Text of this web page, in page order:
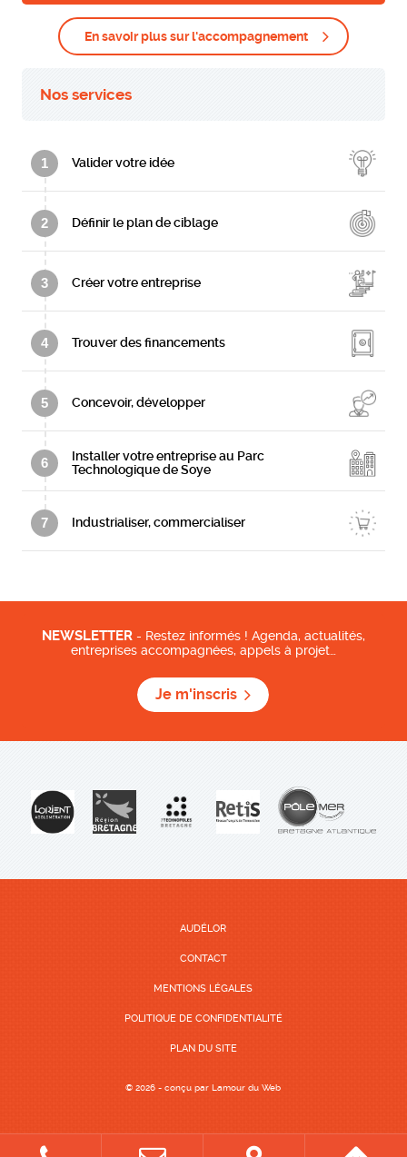
En savoir plus sur l'accompagnement
Nos services
1 Valider votre idée
2 Définir le plan de ciblage
3 Créer votre entreprise
4 Trouver des financements
5 Concevoir, développer
6
Installer votre entreprise au Parc
Technologique de Soye
7 Industrialiser, commercialiser
NEWSLETTER - Restez informés ! Agenda, actualités,
entreprises accompagnées, appels à projet…
Je m'inscris
AUDÉLOR
CONTACT
MENTIONS LÉGALES
POLITIQUE DE CONFIDENTIALITÉ
PLAN DU SITE
© 2026 - conçu parLamour du Web